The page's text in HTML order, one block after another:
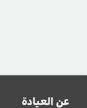
عن العيادة